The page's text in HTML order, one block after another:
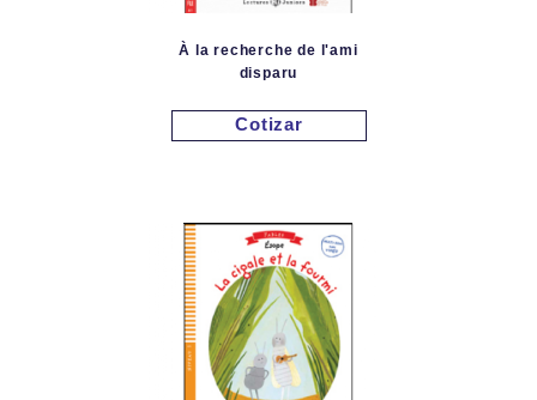
À la recherche de l'ami
disparu
Cotizar